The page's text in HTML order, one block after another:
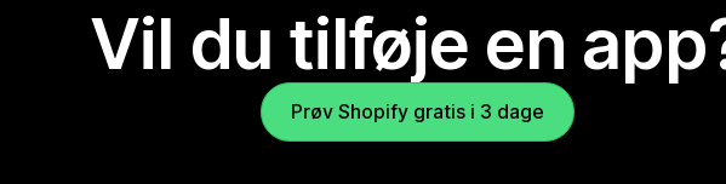
Vil du tilføje en
Prøv Shopify gratis i 3 dage